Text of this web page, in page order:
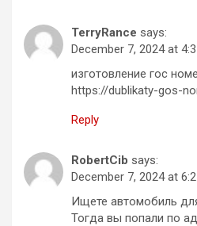
TerryRance says:
December 7, 2024 at
изготовление гос
https://dublikaty-gos-
Reply
RobertCib says:
December 7, 2024 at
Ищете автомобиль
Тогда вы попали по